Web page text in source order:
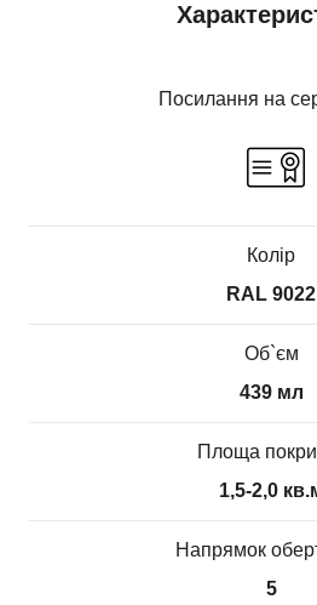
Посилання на
Колір
RAL 9022
Об`єм
439 мл
Площа
1,5-2,0
Напрямок
5